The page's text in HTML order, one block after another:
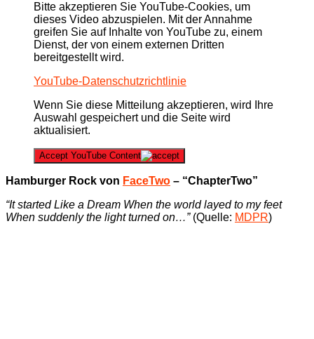
Bitte akzeptieren Sie YouTube-Cookies, um
dieses Video abzuspielen. Mit der Annahme
greifen Sie auf Inhalte von YouTube zu, einem
Dienst, der von einem externen Dritten
bereitgestellt wird.
YouTube-Datenschutzrichtlinie
Wenn Sie diese Mitteilung akzeptieren, wird Ihre
Auswahl gespeichert und die Seite wird
aktualisiert.
Accept YouTube Content
Hamburger Rock von FaceTwo – “ChapterTwo”
“It started Like a Dream When the world layed to my feet
When suddenly the light turned on…”(Quelle: MDPR)